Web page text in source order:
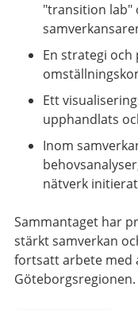
"transition lab"
En strategi och
Ett
upphandlats
Inom
nätverk
Sammantaget har
stärkt samverkan
fortsatt arbete med
Göteborgsregionen.